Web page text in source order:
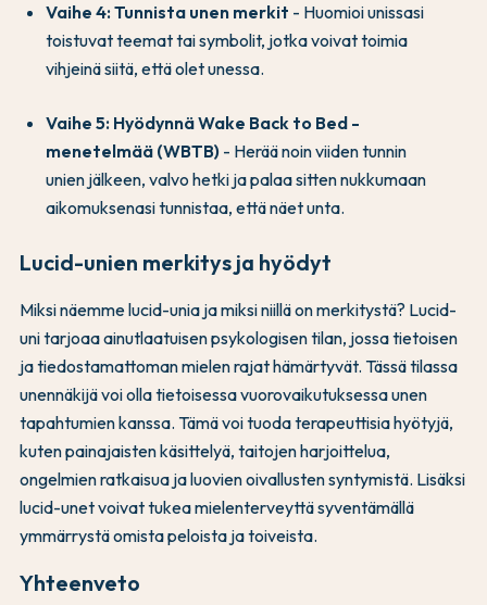
Vaihe 4: Tunnista unen merkit - Huomioi unissasi
toistuvat teemat tai symbolit, jotka voivat toimia
vihjeinä siitä, että olet unessa.
Vaihe 5: Hyödynnä Wake Back to Bed -
menetelmää (WBTB) - Herää noin viiden tunnin
unien jälkeen, valvo hetki ja palaa sitten nukkumaan
aikomuksenasi tunnistaa, että näet unta.
Lucid-unien merkitys ja hyödyt
Miksi näemme lucid-unia ja miksi niillä on merkitystä? Lucid-
uni tarjoaa ainutlaatuisen psykologisen tilan, jossa tietoisen
ja tiedostamattoman mielen rajat hämärtyvät. Tässä tilassa
unennäkijä voi olla tietoisessa vuorovaikutuksessa unen
tapahtumien kanssa. Tämä voi tuoda terapeuttisia hyötyjä,
kuten painajaisten käsittelyä, taitojen harjoittelua,
ongelmien ratkaisua ja luovien oivallusten syntymistä. Lisäksi
lucid-unet voivat tukea mielenterveyttä syventämällä
ymmärrystä omista peloista ja toiveista.
Yhteenveto